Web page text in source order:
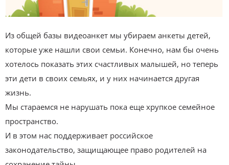
Из общей базы видеоанкет мы убираем анкеты детей,
которые уже нашли свои семьи. Конечно, нам бы очень
хотелось показать этих счастливых малышей, но теперь
эти дети в своих семьях, и у них начинается другая
жизнь.
Мы стараемся не нарушать пока еще хрупкое семейное
пространство.
И в этом нас поддерживает российское
законодательство, защищающее право родителей на